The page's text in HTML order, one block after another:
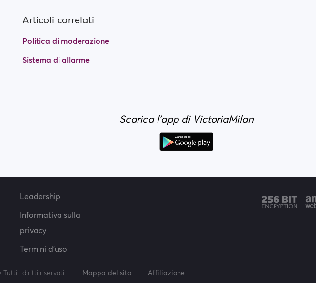
Articoli correlati
Politica di moderazione
Sistema di allarme
Scarica l'app di VictoriaMilan
Leadership
Informativa sulla
privacy
Termini d'uso
i diritti riservati. Mappa del sito Affiliazione